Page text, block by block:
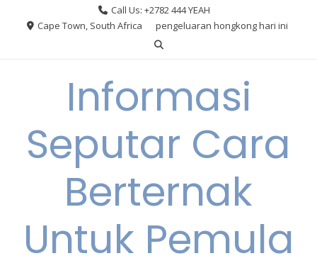
Call Us: +2782 444 YEAH
Cape Town, South Africa
pengeluaran hongkong hari ini
Informasi
Seputar Cara
Berternak
Untuk Pemula